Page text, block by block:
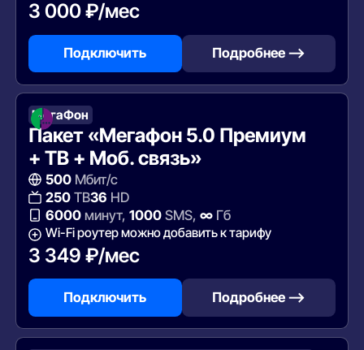
3 000 ₽/мес
Подключить Подробнее —>
МегаФон
Пакет «Мегафон 5.0 Премиум
+ ТВ + Моб. связь»
500Мбит/с
250ТВ36 HD
6000минут, 1000SMS, ∞Гб
Wi-Fi роутер можно добавить к тарифу
3 349 ₽/мес
Подключить Подробнее —>